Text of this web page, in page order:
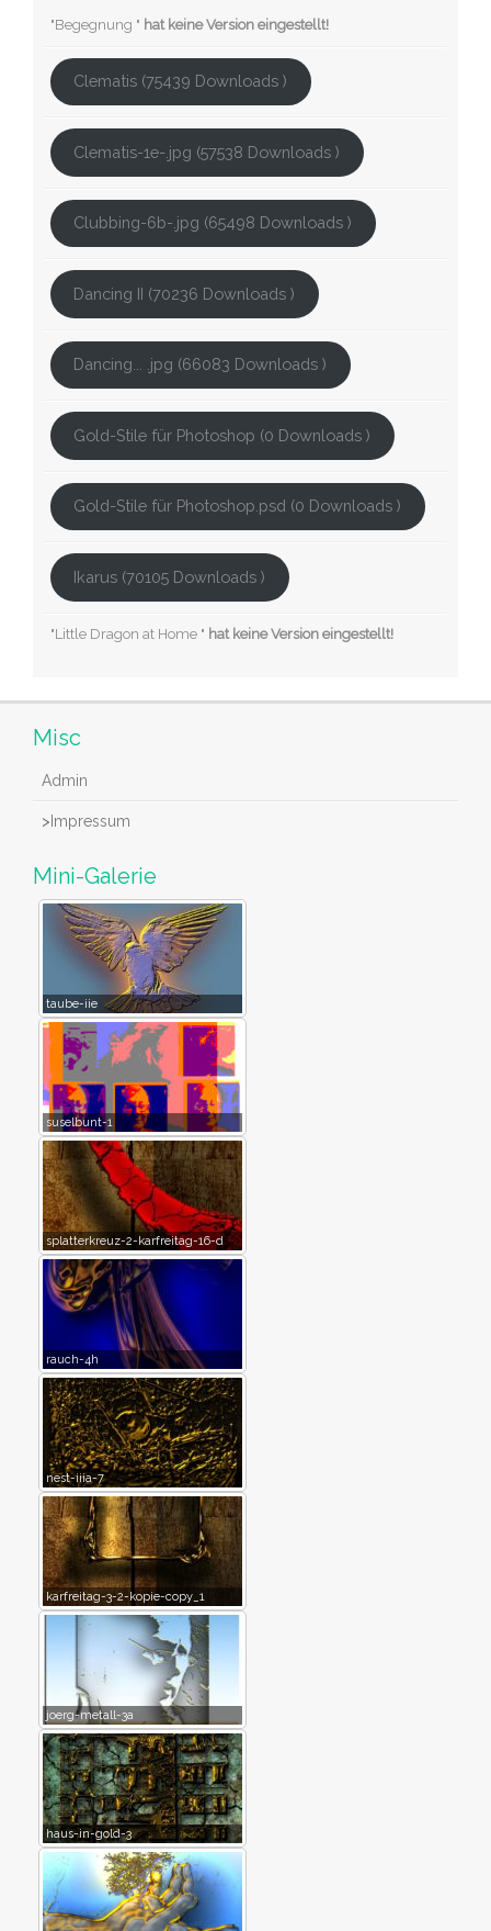
"Begegnung " hat keine Version eingestellt!
Clematis (75439 Downloads )
Clematis-1e-.jpg (57538 Downloads )
Clubbing-6b-.jpg (65498 Downloads )
Dancing II (70236 Downloads )
Dancing... .jpg (66083 Downloads )
Gold-Stile für Photoshop (0 Downloads )
Gold-Stile für Photoshop.psd (0 Downloads )
Ikarus (70105 Downloads )
"Little Dragon at Home " hat keine Version eingestellt!
Misc
Admin
>Impressum
Mini-Galerie
taube-iie
suselbunt-1
splatterkreuz-2-karfreitag-16-d
rauch-4h
nest-iiia-7
karfreitag-3-2-kopie-copy_1
joerg-metall-3a
haus-in-gold-3